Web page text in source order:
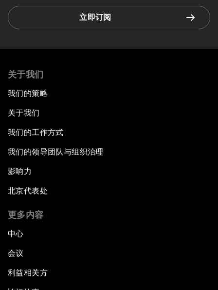
立即订阅
关于我们
我们的策略
关于我们
我们的工作方式
我们的领导团队与组织治理
影响力
北京代表处
更多内容
中心
会议
利益相关方